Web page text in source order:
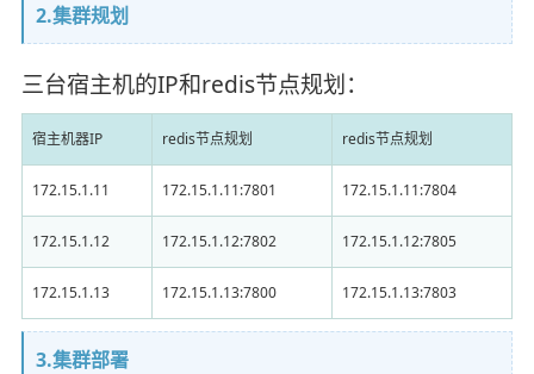
2.集群规划
三台宿主机的IP和redis节点规划：
宿主机器IP redis节点规划 redis节点规划
172.15.1.11 172.15.1.11:7801 172.15.1.11:7804
172.15.1.12 172.15.1.12:7802 172.15.1.12:7805
172.15.1.13 172.15.1.13:7800 172.15.1.13:7803
3.集群部署